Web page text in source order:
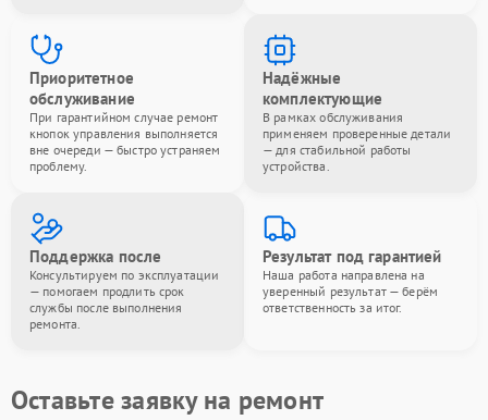
Приоритетное
обслуживание
При гарантийном случае ремонт
кнопок управления выполняется
вне очереди — быстро устраняем
проблему.
Надёжные
комплектующие
В рамках обслуживания
применяем проверенные детали
— для стабильной работы
устройства.
Поддержка после
Консультируем по эксплуатации
— помогаем продлить срок
службы после выполнения
ремонта.
Результат под гарантией
Наша работа направлена на
уверенный результат — берём
ответственность за итог.
Оставьте заявку на ремонт